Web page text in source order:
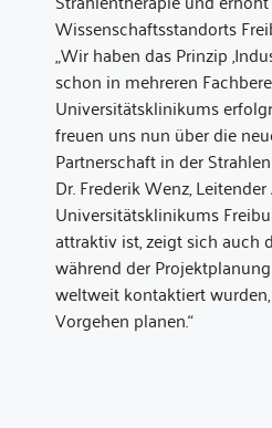
Wissenschaftsstandorts
„Wir haben das Prinzip
schon in mehreren
Universitätsklinikums
freuen uns nun über die
Partnerschaft in der
Dr. Frederik Wenz,
Universitätsklinikums
attraktiv ist, zeigt sich auch
während der
weltweit kontaktiert
Vorgehen planen.“